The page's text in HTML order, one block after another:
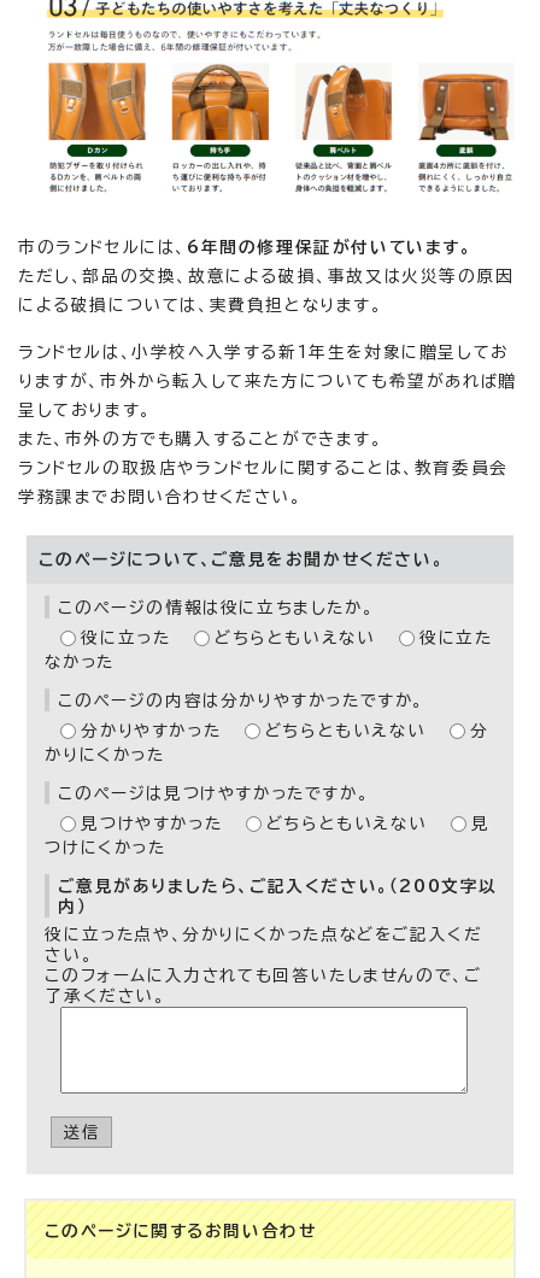
市のランドセルには、 6年間の修理保証が付いています。
ただし、部品の交換、故意による破損、事故又は火災等の原因
による破損については、実費負担となります。
ランドセルは、小学校へ入学する新1年生を対象に贈呈してお
りますが、市外から転入して来た方についても希望があれば贈
呈しております。
また、市外の方でも購入することができます。
ランドセルの取扱店やランドセルに関することは、教育委員会
学務課までお問い合わせください。
このページについて、ご意見をお聞かせください。
このページの情報は役に立ちましたか。
役に立った
どちらともいえない
役に立た
なかった
このページの内容は分かりやすかったですか。
分かりやすかった
どちらともいえない
分
かりにくかった
このページは見つけやすかったですか。
見つけやすかった
どちらともいえない
見
つけにくかった
ご意見がありましたら、ご記入ください。（200文字以
内）
役に立った点や、分かりにくかった点などをご記入くだ
さい。
このフォームに入力されても回答いたしませんので、ご
了承ください。
送信
このページに関する お問い合わせ